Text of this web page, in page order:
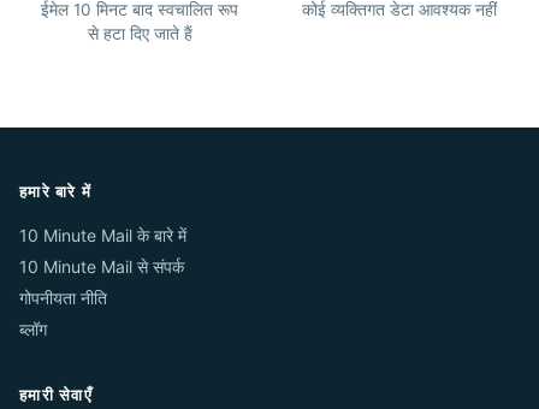
ईमेल 10 मिनट बाद स्वचालित रूप
से हटा दिए जाते हैं
कोई व्यक्तिगत डेटा आवश्यक नहीं
हमारे बारे में
10 Minute Mail के बारे में
10 Minute Mail से संपर्क
गोपनीयता नीति
ब्लॉग
हमारी सेवाएँ